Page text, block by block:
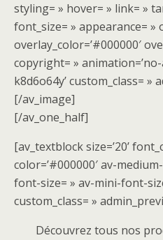
styling= » hover= » link= »
font_size= » appearance= »
overlay_color=’#000000′
copyright= » animation=’no-
k8d6o64y’ custom_class= »
[/av_image]
[/av_one_half]
[av_textblock size=’20’
color=’#000000′ av-
font-size= » av-mini-font-
custom_class= »
Découvrez tous nos